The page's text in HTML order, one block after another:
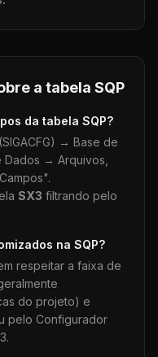
a tabela SQP
da tabela SQP?
→ Base de
→ Arquivos,
SX3 filtrando pelo
na SQP?
respeitar a faixa de
do projeto) e
pelo Configurador